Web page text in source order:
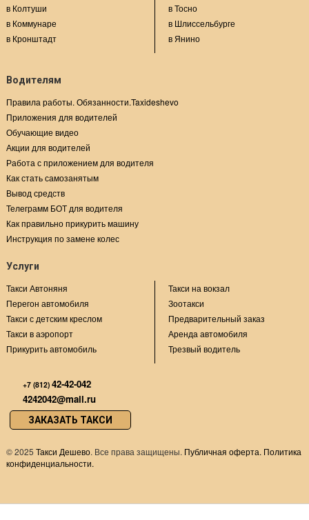
в Колтуши
в Коммунаре
в Кронштадт
в Тосно
в Шлиссельбурге
в Янино
Водителям
Правила работы. Обязанности.Taxideshevo
Приложения для водителей
Обучающие видео
Акции для водителей
Работа с приложением для водителя
Как стать самозанятым
Вывод средств
Телеграмм БОТ для водителя
Как правильно прикурить машину
Инструкция по замене колес
Услуги
Такси Автоняня
Перегон автомобиля
Такси с детским креслом
Такси в аэропорт
Прикурить автомобиль
Такси на вокзал
Зоотакси
Предварительный заказ
Аренда автомобиля
Трезвый водитель
+7 (812) 42-42-042
4242042@mail.ru
ЗАКАЗАТЬ ТАКСИ
©2025 Такси Дешево. Все права защищены. Публичная оферта. Политика
конфиденциальности.